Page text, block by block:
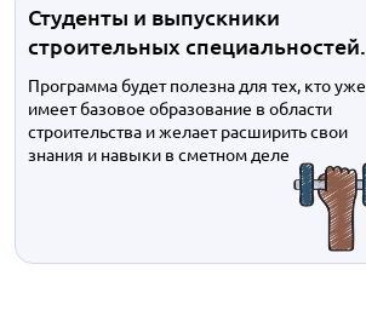
Студенты и выпускники
строительных специальностей.
Программа будет полезна для тех, кто уже
имеет базовое образование в области
строительства и желает расширить свои
знания и навыки в сметном деле